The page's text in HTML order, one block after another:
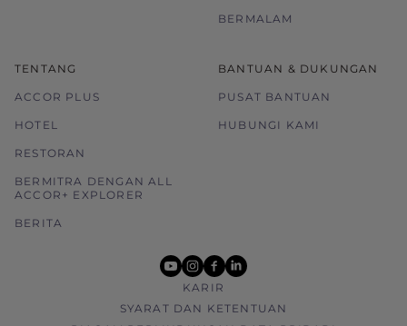
BERMALAM
TENTANG
ACCOR PLUS
HOTEL
RESTORAN
BERMITRA DENGAN ALL
ACCOR+ EXPLORER
BERITA
BANTUAN & DUKUNGAN
PUSAT BANTUAN
HUBUNGI KAMI
youtube
instagram
facebook
linkedin
KARIR
SYARAT DAN KETENTUAN